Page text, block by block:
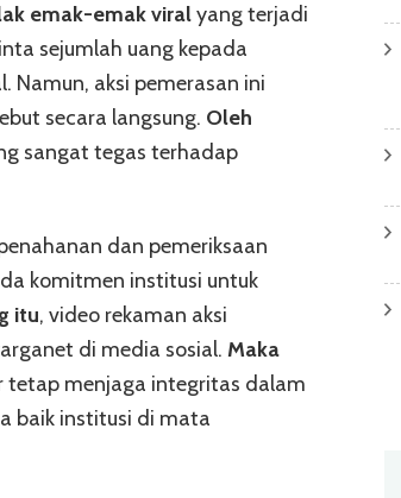
emak-emak viralyang terjadi
sejumlah uang kepada
Namun, aksi pemerasan ini
secara langsung. Oleh
sangat tegas terhadap
dan pemeriksaan
komitmen institusi untuk
itu, video rekaman aksi
di media sosial. Maka
tetap menjaga integritas dalam
baik institusi di mata